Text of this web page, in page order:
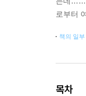
로부터
책의 일
목차